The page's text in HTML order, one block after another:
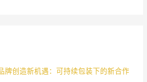
牌创造新机遇：可持续包装下的新合作